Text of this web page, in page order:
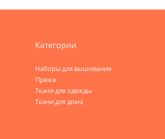
Категории
Наборы для вышивания
Пряжа
Ткани для одежды
Ткани для дома